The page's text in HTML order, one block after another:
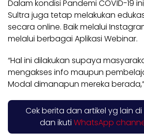
Dalam kondisi Pandemi COVID-19
Sultra juga tetap melakukan
secara online. Baik melalui
melalui berbagai Aplikasi Webinar.
“Hal ini dilakukan supaya
mengakses info maupun
Modal dimanapun mereka
Cek berita dan artikel yg lain di
dan ikuti WhatsApp